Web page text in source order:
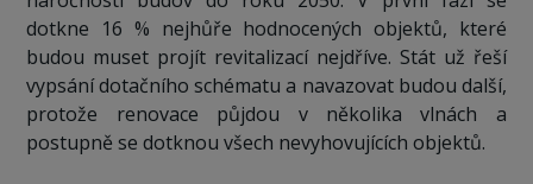
dotkne 16 % nejhůře hodnocených objektů, které
budou muset projít revitalizací nejdříve. Stát už řeší
vypsání dotačního schématu a navazovat budou další,
protože renovace půjdou v několika vlnách a
postupně se dotknou všech nevyhovujících objektů.